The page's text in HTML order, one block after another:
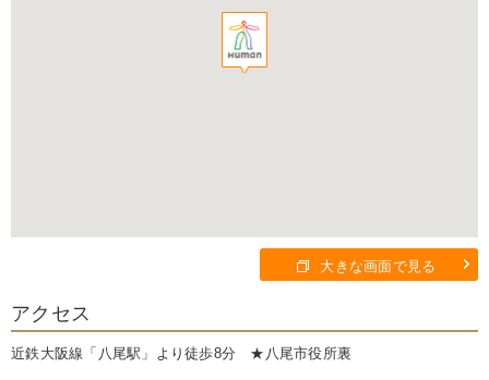
大きな画面で見る
アクセス
近鉄大阪線「八尾駅」より徒歩8分 ★八尾市役所裏